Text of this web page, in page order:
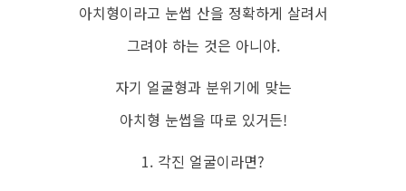
아치형이라고 눈썹 산을 정확하게 살려서
그려야 하는 것은 아니야.
자기 얼굴형과 분위기에 맞는
아치형 눈썹을 따로 있거든!
1. 각진 얼굴이라면?